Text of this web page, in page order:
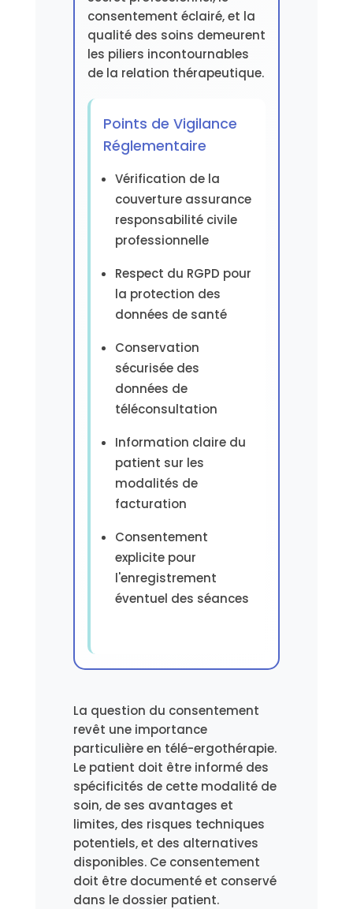
consentement éclairé, et la
qualité des soins demeurent
les piliers incontournables
de la relation thérapeutique.
Points de Vigilance
Réglementaire
Vérification de la
couverture assurance
responsabilité civile
professionnelle
Respect du RGPD pour
la protection des
données de santé
Conservation
sécurisée des
données de
téléconsultation
Information claire du
patient sur les
modalités de
facturation
Consentement
explicite pour
l'enregistrement
éventuel des séances
La question du consentement
revêt une importance
particulière en télé-ergothérapie.
Le patient doit être informé des
spécificités de cette modalité de
soin, de ses avantages et
limites, des risques techniques
potentiels, et des alternatives
disponibles. Ce consentement
doit être documenté et conservé
dans le dossier patient.